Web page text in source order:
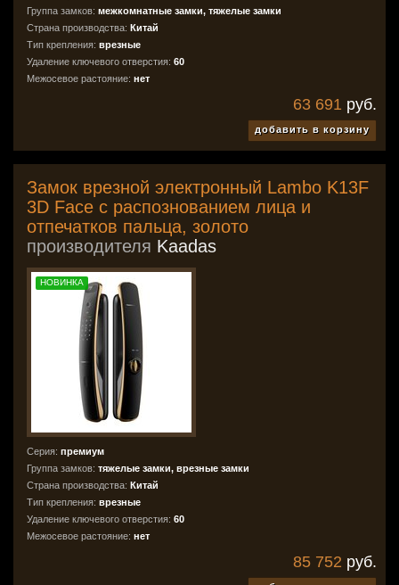
Группа замков: межкомнатные замки, тяжелые замки
Страна производства: Китай
Тип крепления: врезные
Удаление ключевого отверстия: 60
Межосевое растояние: нет
63 691 руб.
добавить в корзину
Замок врезной электронный Lambo K13F
3D Face с распознованием лица и
отпечатков пальца, золото
производителя Kaadas
НОВИНКА
Серия: премиум
Группа замков: тяжелые замки, врезные замки
Страна производства: Китай
Тип крепления: врезные
Удаление ключевого отверстия: 60
Межосевое растояние: нет
85 752 руб.